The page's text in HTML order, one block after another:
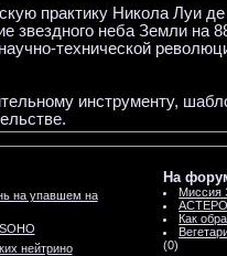
практику Никола Луи
звездного неба Земли на
технической
инструменту,
на упавшем на
нейтрино
На
Миссия
Как
(0)